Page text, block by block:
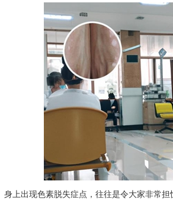
身上出现色素脱失症点，往往是令大家非常